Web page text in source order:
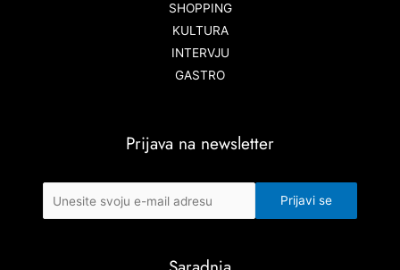
SHOPPING
KULTURA
INTERVJU
GASTRO
Prijava na newsletter